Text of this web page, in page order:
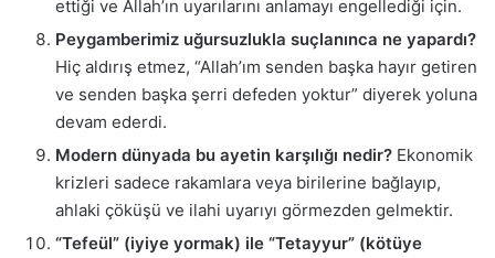
ettiği ve Allah’ın uyarılarını anlamayı engellediği için.
Peygamberimiz uğursuzlukla suçlanınca ne yapardı?
Hiç aldırış etmez, “Allah’ım senden başka hayır getiren
ve senden başka şerri defeden yoktur” diyerek yoluna
devam ederdi.
Modern dünyada bu ayetin karşılığı nedir? Ekonomik
krizleri sadece rakamlara veya birilerine bağlayıp,
ahlaki çöküşü ve ilahi uyarıyı görmezden gelmektir.
“Tefeül” (iyiye yormak) ile “Tetayyur” (kötüye